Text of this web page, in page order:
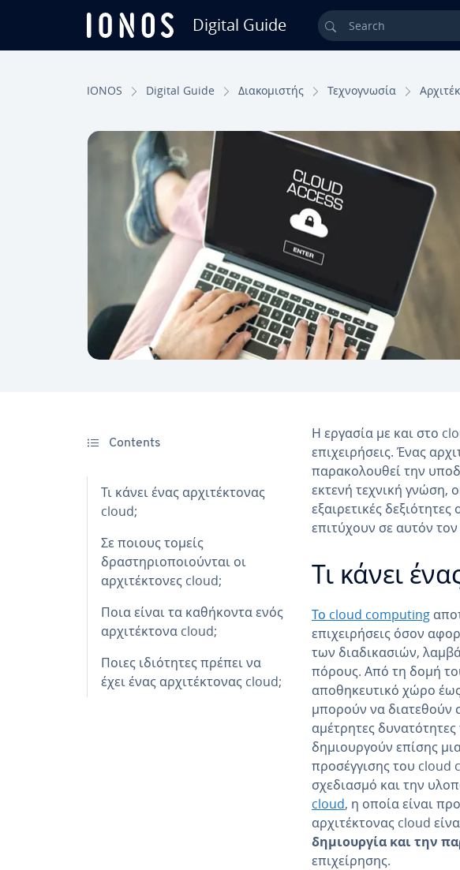
Digital Guide Search
IONOS Digital Guide Διακομιστής Τεχνογνωσία
Contents
Τι κάνει ένας αρχιτέκτονας
cloud;
Σε ποιους τομείς
δραστηριοποιούνται οι
αρχιτέκτονες cloud;
Ποια είναι τα καθήκοντα ενός
αρχιτέκτονα cloud;
Ποιες ιδιότητες πρέπει να
έχει ένας αρχιτέκτονας cloud;
Η εργασία με και στο
επιχειρήσεις. Ένας
παρακολουθεί την
εκτενή τεχνική γνώση,
εξαιρετικές
επιτύχουν σε αυτόν
Τι κάνει
Το cloud computing
επιχειρήσεις όσον
των διαδικασιών,
πόρους. Από τη δομή
αποθηκευτικό χώρο
μπορούν να διατεθούν
αμέτρητες
δημιουργούν επίσης
προσέγγισης του cloud
σχεδιασμό και την
cloud, η οποία είναι
αρχιτέκτονας cloud
δημιουργία και την
επιχείρησης.